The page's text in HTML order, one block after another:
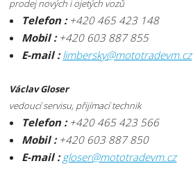
prodej nových i ojetých vozů
Telefon : +420 465 423 148
Mobil : +420 603 887 855
E-mail :limbersky@mototradevm.cz
Václav Gloser
vedoucí servisu, přijímací technik
Telefon :+420 465 423 566
Mobil : +420 603 887 850
E-mail :gloser@mototradevm.cz